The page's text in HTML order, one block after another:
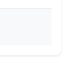
Android – Guida